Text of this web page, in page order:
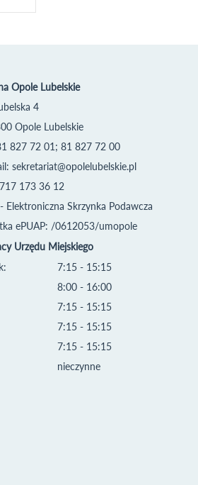
Opole Lubelskie
4
Opole Lubelskie
827 72 01; 81 827 72 00
sekretariat@opolelubelskie.pl
173 36 12
- Elektroniczna Skrzynka Podawcza
ePUAP: /0612053/umopole
Urzędu Miejskiego
7:15 - 15:15
8:00 - 16:00
7:15 - 15:15
7:15 - 15:15
7:15 - 15:15
nieczynne